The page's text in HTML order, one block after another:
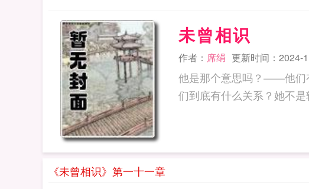
未曾相识
作者： 席绢 更新时间：2024-
他是那个意思吗？——他们
《未曾相识》第一十一章